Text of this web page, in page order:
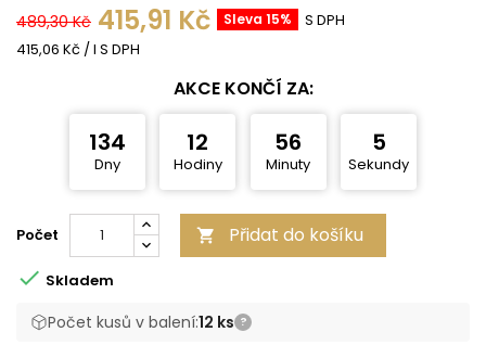
489,30 Kč 415,91 Kč Sleva 15%
S DPH
415,06 Kč / l S DPH
AKCE KONČÍ ZA:
134
Dny
12
Hodiny
56
Minuty
5
Sekundy
Počet  Přidat do košíku
 Skladem
Počet kusů v balení:12 ks ?